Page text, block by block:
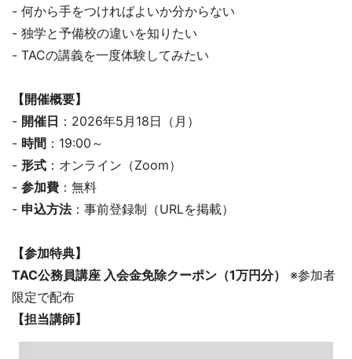
- 何から手をつければよいか分からない
- 独学と予備校の違いを知りたい
- TACの講義を一度体験してみたい
【開催概要】
- 開催日 ：2026年5月18日（月）
- 時間 ：19:00～
- 形式 ：オンライン（Zoom）
- 参加費 ：無料
- 申込方法：事前登録制（URLを掲載）
【参加特典】
TAC公務員講座 入会金免除クーポン（1万円分）
※参加者
限定で配布
【担当講師】